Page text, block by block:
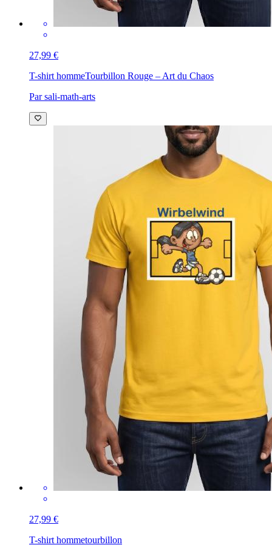
27,99 €
T-shirt hommeTourbillon Rouge – Art du Chaos
Par sali-math-arts
27,99 €
T-shirt hommetourbillon